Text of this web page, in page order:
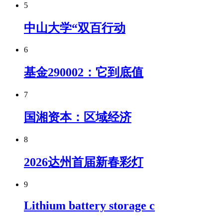
5
中山大学“双百行动
6
基金290002：它到底值
7
国湘资本：区域经济
8
2026达州首届新春彩灯
9
Lithium battery storage c